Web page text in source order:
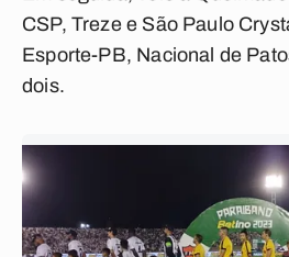
CSP, Treze e São Paulo
Esporte-PB, Nacional de
dois.